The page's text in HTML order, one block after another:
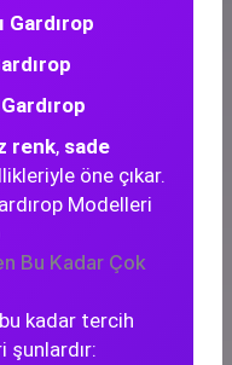
Gardırop
renk, sade
öne çıkar.
Modelleri
Bu Kadar Çok
kadar tercih
şunlardır: